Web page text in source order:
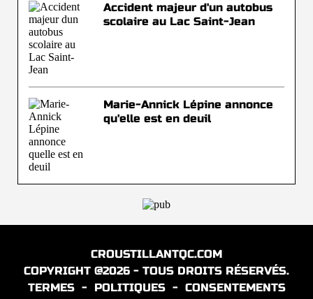
Accident majeur d'un autobus
scolaire au Lac Saint-Jean
Marie-Annick Lépine annonce
qu'elle est en deuil
CROUSTILLANTQC.COM
COPYRIGHT @2026 - TOUS DROITS RÉSERVÉS.
TERMES- POLITIQUES- CONSENTEMENTS